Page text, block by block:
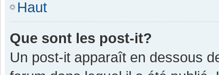
Haut
Que sont les post-it?
Un post-it apparaît en dessous